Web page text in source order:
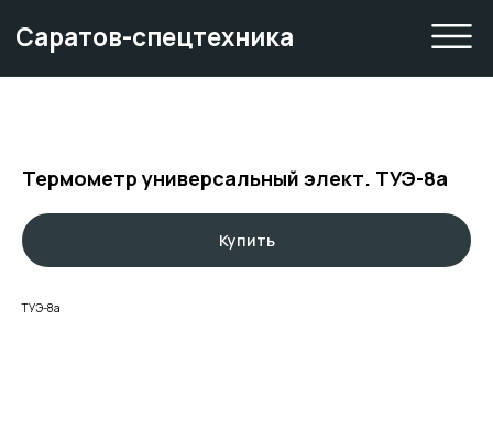
Саратов-спецтехника
Термометр универсальный элект. ТУЭ-8а
Купить
ТУЭ-8а